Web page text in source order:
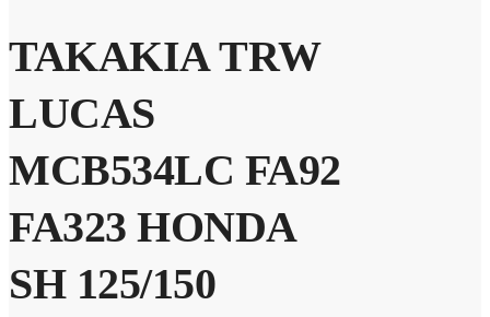
ΤΑΚΑΚΙΑ TRW
LUCAS
MCB534LC FA92
FA323 HONDA
SH 125/150